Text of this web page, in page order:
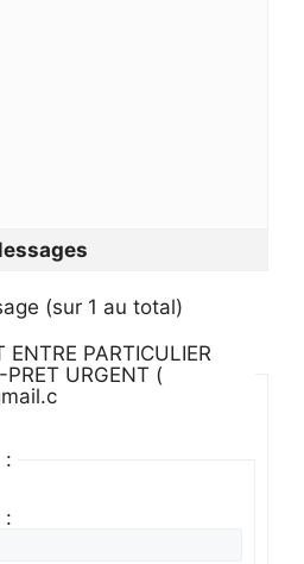
(sur 1 au total)
PARTICULIER
PRET URGENT (
:
: